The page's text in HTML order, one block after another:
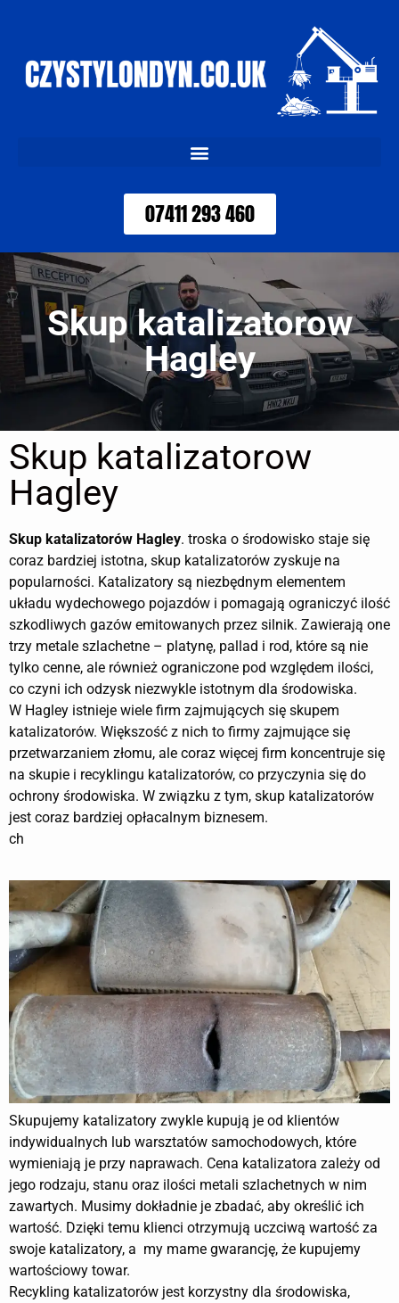
07411 293 460
Skup katalizatorow
Hagley
Skup katalizatorow
Hagley
Skup katalizatorów Hagley. troska o środowisko staje się
coraz bardziej istotna, skup katalizatorów zyskuje na
popularności. Katalizatory są niezbędnym elementem
układu wydechowego pojazdów i pomagają ograniczyć ilość
szkodliwych gazów emitowanych przez silnik. Zawierają one
trzy metale szlachetne – platynę, pallad i rod, które są nie
tylko cenne, ale również ograniczone pod względem ilości,
co czyni ich odzysk niezwykle istotnym dla środowiska.
W Hagley istnieje wiele firm zajmujących się skupem
katalizatorów. Większość z nich to firmy zajmujące się
przetwarzaniem złomu, ale coraz więcej firm koncentruje się
na skupie i recyklingu katalizatorów, co przyczynia się do
ochrony środowiska. W związku z tym, skup katalizatorów
jest coraz bardziej opłacalnym biznesem.
ch
Skupujemy katalizatory zwykle kupują je od klientów
indywidualnych lub warsztatów samochodowych, które
wymieniają je przy naprawach. Cena katalizatora zależy od
jego rodzaju, stanu oraz ilości metali szlachetnych w nim
zawartych. Musimy dokładnie je zbadać, aby określić ich
wartość. Dzięki temu klienci otrzymują uczciwą wartość za
swoje katalizatory, a my mame gwarancję, że kupujemy
wartościowy towar.
Recykling katalizatorów jest korzystny dla środowiska,